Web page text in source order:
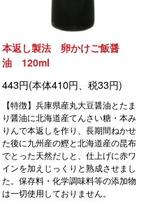
本返し製法 卵かけご飯醤
油 120ml
443円(本体410円、税33円)
【特徴】兵庫県産丸大豆醤油とたま
り醤油に北海道産てんさい糖・本み
りんで本返しを作り、長期間ねかせ
た後に九州産の鰹と北海道産の昆布
でとった天然だしと、仕上げに赤ワ
インを加えじっくりと熟成させまし
た。保存料・化学調味料等の添加物
は一切使用しておりません。